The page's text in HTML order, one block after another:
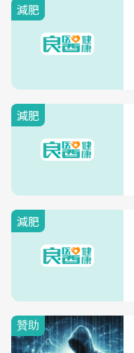
減肥
減肥
減肥